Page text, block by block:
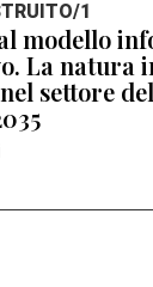
1
modello
La natura
settore